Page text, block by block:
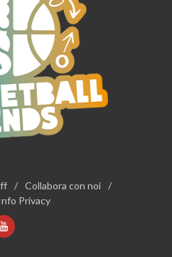
/ Collabora con noi /
Privacy